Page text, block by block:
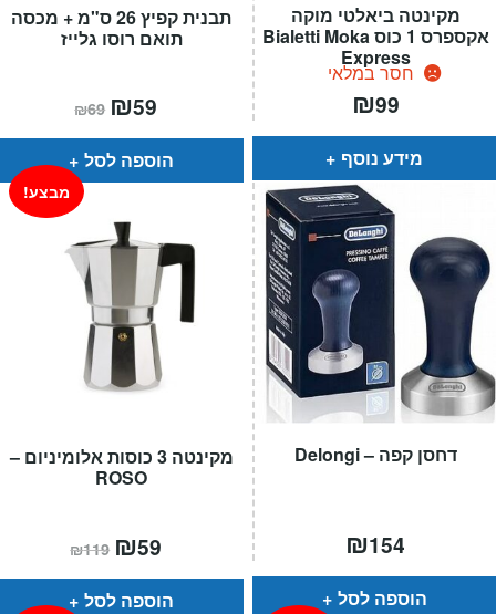
תבנית קפיץ 26 ס"מ + מכסה
תואם רוסו גלייז
₪69 המחיר
המקורי
היה:
₪69.
₪59
הוא:
הוספה לסל
מקינטה ביאלטי מוקה
אקספרס 1 כוס Bialetti Moka
Express
חסר במלאי
₪99
מידע נוסף
מקינטה 3 כוסות אלומיניום –
ROSO
מבצע!
₪119 המחיר
המקורי
היה:
₪119.
₪59
הוא:
הוספה לסל
דחסן קפה – Delongi
₪154
הוספה לסל